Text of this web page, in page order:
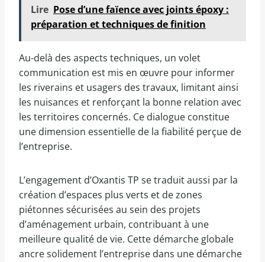
Lire Pose d’une faïence avec joints époxy :
préparation et techniques de finition
Au-delà des aspects techniques, un volet
communication est mis en œuvre pour informer
les riverains et usagers des travaux, limitant ainsi
les nuisances et renforçant la bonne relation avec
les territoires concernés. Ce dialogue constitue
une dimension essentielle de la fiabilité perçue de
l’entreprise.
L’engagement d’Oxantis TP se traduit aussi par la
création d’espaces plus verts et de zones
piétonnes sécurisées au sein des projets
d’aménagement urbain, contribuant à une
meilleure qualité de vie. Cette démarche globale
ancre solidement l’entreprise dans une démarche